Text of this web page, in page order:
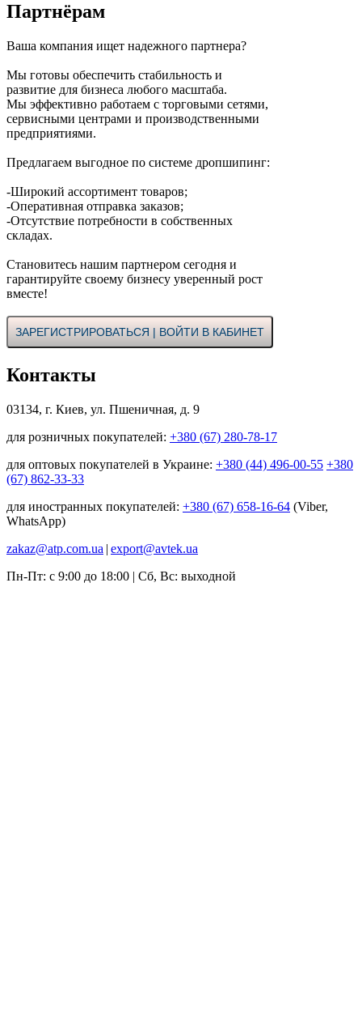
Партнёрам
Ваша компания ищет надежного партнера?
Мы готовы обеспечить стабильность и
развитие для бизнеса любого масштаба.
Мы эффективно работаем с торговыми сетями,
сервисными центрами и производственными
предприятиями.
Предлагаем выгодное по системе дропшипинг:
-Широкий ассортимент товаров;
-Оперативная отправка заказов;
-Отсутствие потребности в собственных
складах.
Становитесь нашим партнером сегодня и
гарантируйте своему бизнесу уверенный рост
вместе!
ЗАРЕГИСТРИРОВАТЬСЯ | ВОЙТИ В КАБИНЕТ
Контакты
03134, г. Киев, ул. Пшеничная, д. 9
для розничных покупателей: +380 (67) 280-78-17
для оптовых покупателей в Украине: +380 (44) 496-00-55 +380
(67) 862-33-33
для иностранных покупателей: +380 (67) 658-16-64 (Viber,
WhatsApp)
zakaz@atp.com.ua | export@avtek.ua
Пн-Пт: с 9:00 до 18:00 | Сб, Вс: выходной